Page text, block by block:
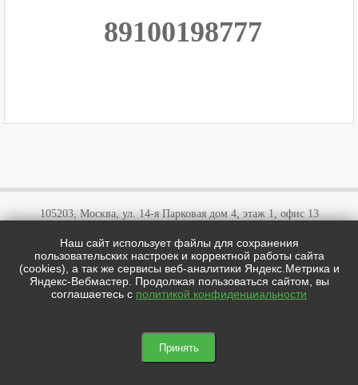
89100198777
цотипи.рф © 2026
105203, Москва, ул. 14-я Парковая дом 4, этаж 1, офис 13
+7 (495)646 03 57
+7 (800)707 57 72
cotipi@yandex.ru
Мы в соц сетях:

Наш сайт использует файлы для сохранения
пользовательских настроек и корректной работы сайта
(cookies), а так же сервисы веб-аналитики Яндекс.Метрика и
Яндекс-Вебмастер. Продолжая пользоваться сайтом, вы
соглашаетесь с политикой конфиденциальности
Принять